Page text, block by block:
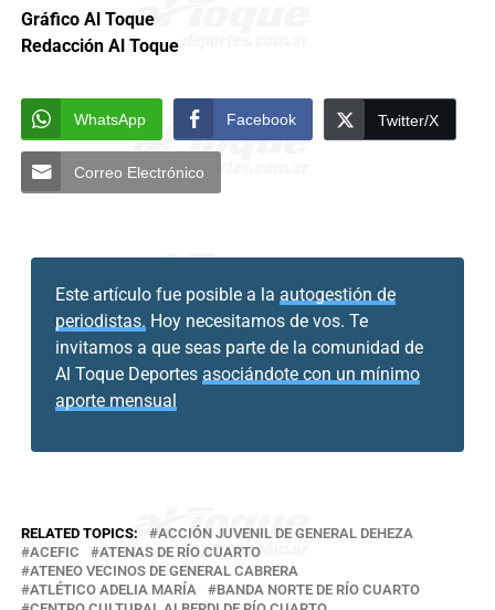
Gráfico Al Toque
Redacción Al Toque
WhatsApp Facebook Twitter/X
Correo Electrónico
Este artículo fue posible a la autogestión de
periodistas. Hoy necesitamos de vos. Te
invitamos a que seas parte de la comunidad de
Al Toque Deportes asociándote con un mínimo
aporte mensual
RELATED TOPICS:
ACCIÓN JUVENIL DE GENERAL DEHEZA
ACEFIC
ATENAS DE RÍO CUARTO
ATENEO VECINOS DE GENERAL CABRERA
ATLÉTICO ADELIA MARÍA
BANDA NORTE DE RÍO CUARTO